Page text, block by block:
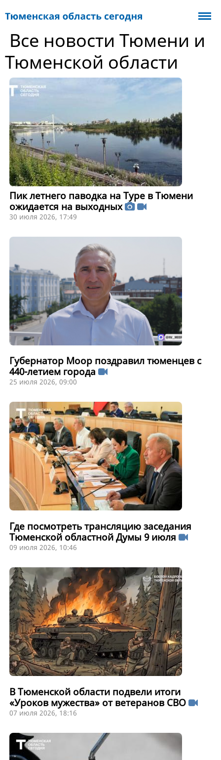
Все новости Тюмени и
Тюменской области
Пик летнего паводка на Туре в Тюмени
ожидается на выходных
30 июля 2026, 17:49
Губернатор Моор поздравил тюменцев с
440-летием города
25 июля 2026, 09:00
Где посмотреть трансляцию заседания
Тюменской областной Думы 9 июля
09 июля 2026, 10:46
В Тюменской области подвели итоги
«Уроков мужества» от ветеранов СВО
07 июля 2026, 18:16